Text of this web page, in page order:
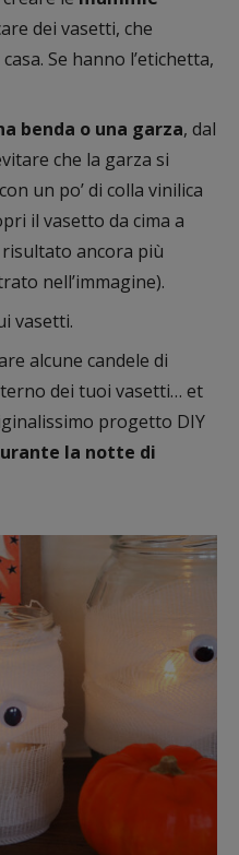
dei vasetti, che
Se hanno l’etichetta,
benda o una garza, dal
che la garza si
un po’ di colla vinilica
il vasetto da cima a
ancora più
nell’immagine).
vasetti.
alcune candele di
dei tuoi vasetti… et
progetto DIY
la notte di